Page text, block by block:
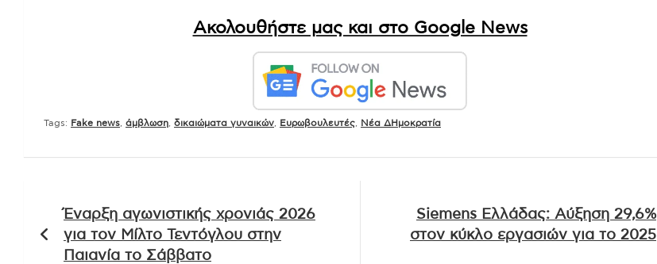
Ακολουθήστε μας και στο Google News
Tags: Fake news άμβλωση δικαιώματα γυναικών Ευρωβουλευτές Νέα ΔΗμοκρατία
άρθρων
Έναρξη αγωνιστικής χρονιάς 2026
για τον Μίλτο Τεντόγλου στην
Παιανία το Σάββατο
Siemens Ελλάδας: Αύξηση 29,6%
στον κύκλο εργασιών για το 2025